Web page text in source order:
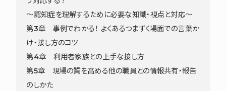
～認知症を理解するために必要な知識・視点と対応～
第3章 事例でわかる！ よくあるつまずく場面での言葉か
け・接し方のコツ
第4章 利用者家族との上手な接し方
第5章 現場の質を高める他の職員との情報共有・報告
のしかた